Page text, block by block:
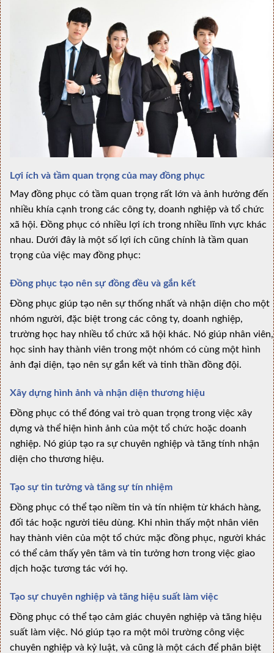
Lợi ích và tầm quan trọng của may đồng phục
May đồng phục có tầm quan trọng rất lớn và ảnh hưởng đến
nhiều khía cạnh trong các công ty, doanh nghiệp và tổ chức
xã hội. Đồng phục có nhiều lợi ích trong nhiều lĩnh vực khác
nhau. Dưới đây là một số lợi ích cũng chính là tầm quan
trọng của việc may đồng phục:
Đồng phục tạo nên sự đồng đều và gắn kết
Đồng phục giúp tạo nên sự thống nhất và nhận diện cho một
nhóm người, đặc biệt trong các công ty, doanh nghiệp,
trường học hay nhiều tổ chức xã hội khác. Nó giúp nhân viên,
học sinh hay thành viên trong một nhóm có cùng một hình
ảnh đại diện, tạo nên sự gắn kết và tinh thần đồng đội.
Xây dựng hình ảnh và nhận diện thương hiệu
Đồng phục có thể đóng vai trò quan trọng trong việc xây
dựng và thể hiện hình ảnh của một tổ chức hoặc doanh
nghiệp. Nó giúp tạo ra sự chuyên nghiệp và tăng tính nhận
diện cho thương hiệu.
Tạo sự tin tưởng và tăng sự tín nhiệm
Đồng phục có thể tạo niềm tin và tín nhiệm từ khách hàng,
đối tác hoặc người tiêu dùng. Khi nhìn thấy một nhân viên
hay thành viên của một tổ chức mặc đồng phục, người khác
có thể cảm thấy yên tâm và tin tưởng hơn trong việc giao
dịch hoặc tương tác với họ.
Tạo sự chuyên nghiệp và tăng hiệu suất làm việc
Đồng phục có thể tạo cảm giác chuyên nghiệp và tăng hiệu
suất làm việc. Nó giúp tạo ra một môi trường công việc
chuyên nghiệp và kỷ luật, và cũng là một cách để phân biệt